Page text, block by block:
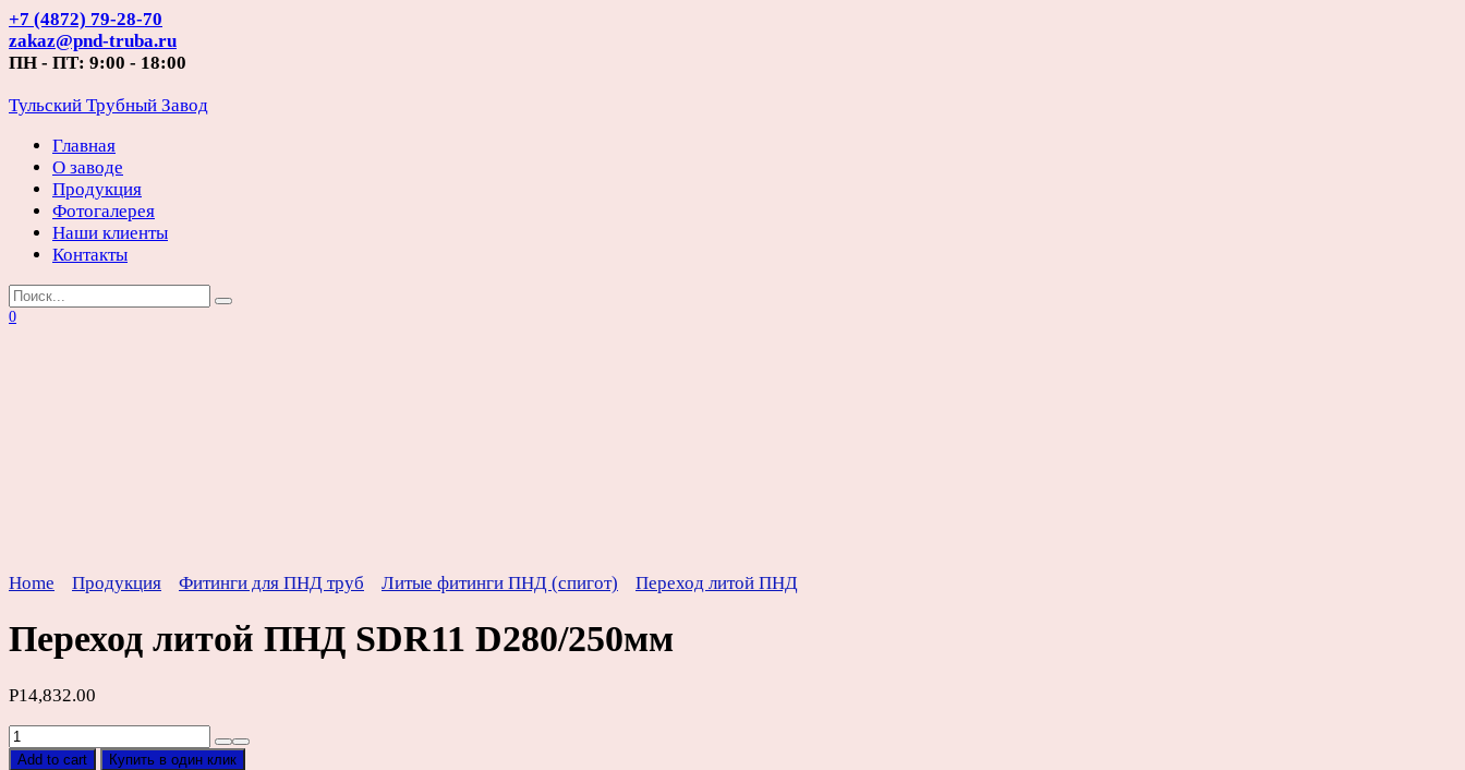
Перейти
к
содержанию
+7 (4872) 79-28-70
zakaz@pnd-truba.ru
ПН - ПТ: 9:00 - 18:00
Тульский Трубный Завод
Главная
О заводе
Продукция
Фотогалерея
Наши клиенты
Контакты
Search
for:
0
Home Продукция Фитинги для ПНД труб Литые фитинги ПНД (спигот) Переход литой ПНД
Переход литой ПНД SDR11 D280/250мм
Р14,832.00
Переход
литой
Add to cart Купить в один клик